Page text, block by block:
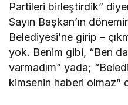
Partileri birleştirdik”
Sayın Başkan’ın
Belediyesi’ne girip –
yok. Benim gibi, “Ben
varmadım” yada;
kimsenin haberi olmaz”